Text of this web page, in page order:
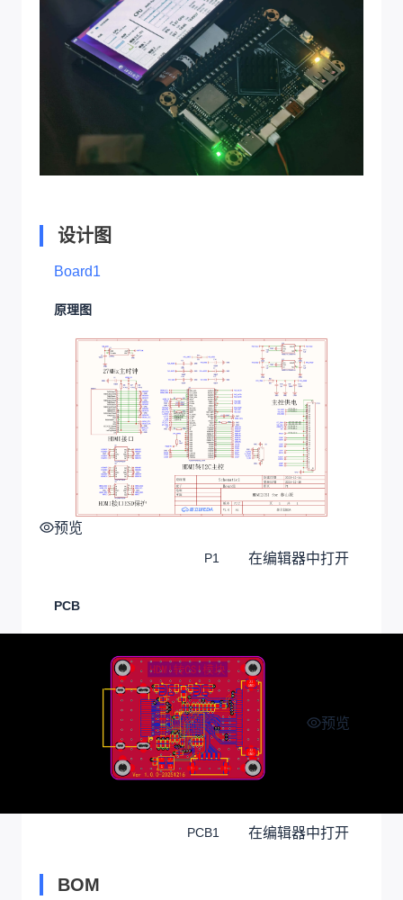
设计图
Board1
原理图
预览
P1 在编辑器中打开
PCB
预览
PCB1 在编辑器中打开
BOM